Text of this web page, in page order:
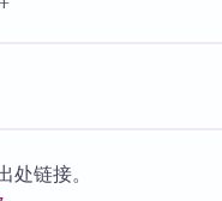
链接。